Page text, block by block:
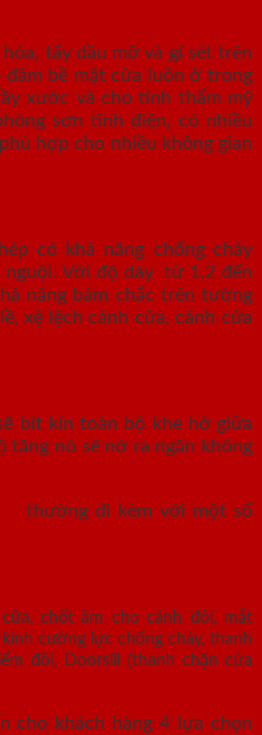
tẩy dầu mỡ và gỉ sét trên
bề mặt cửa luôn ở trong
xước và cho tính thẩm mỹ
sơn tĩnh điện, có nhiều
hợp cho nhiều không gian
có khả năng chống cháy
Với độ dày từ 1,2 đến
năng bám chắc trên tường
xệ lệch cánh cửa, cánh cửa
bít kín toàn bộ khe hở giữa
tăng nó sẽ nở ra ngăn không
thường đi kèm với một số
chốt âm cho cánh đôi, mắt
cường lực chống cháy, thanh
đôi, Doorsill (thanh chặn cửa
cho khách hàng 4 lựa chọn